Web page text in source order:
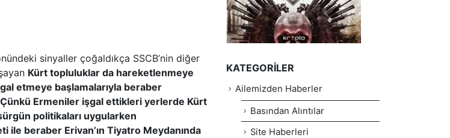
sinyaller çoğaldıkça SSCB’nin diğer
Kürt topluluklar da hareketlenmeye
etmeye başlamalarıyla beraber
Ermeniler işgal ettikleri yerlerde Kürt
politikaları uygularken
ile beraber Erivan’ın Tiyatro Meydanında
KATEGORILER
Ailemizden Haberler
Basından Alıntılar
Site Haberleri